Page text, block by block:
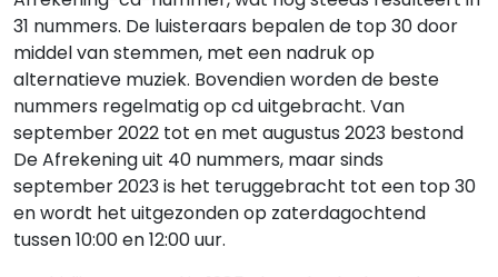
31 nummers. De luisteraars bepalen de top 30 door
middel van stemmen, met een nadruk op
alternatieve muziek. Bovendien worden de beste
nummers regelmatig op cd uitgebracht. Van
september 2022 tot en met augustus 2023 bestond
De Afrekening uit 40 nummers, maar sinds
september 2023 is het teruggebracht tot een top 30
en wordt het uitgezonden op zaterdagochtend
tussen 10:00 en 12:00 uur.